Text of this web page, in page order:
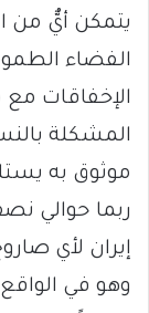
يتمكن أيٌّ من
الفضاء
الإخفاقات
المشكلة
موثوق به
ربما حوالي
إيران لأي
وهو في